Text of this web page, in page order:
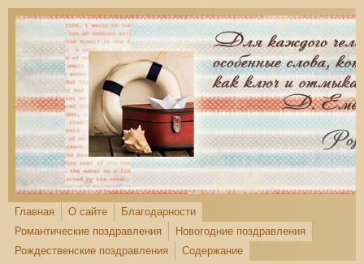
Перейти к основному содержанию
Главная О сайте
Благодарности
Романтические поздравления
Новогодние поздравления
Рождественские поздравления
Содержание